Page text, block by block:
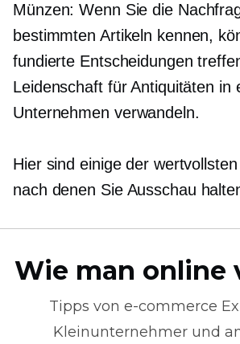
Münzen: Wenn Sie die
bestimmten Artikeln kennen,
fundierte Entscheidungen
Leidenschaft für Antiquitäten in
Unternehmen verwandeln.
Hier sind einige der
nach denen Sie Ausschau
Wie man online
Tipps von e-commerce
Kleinunternehmer und